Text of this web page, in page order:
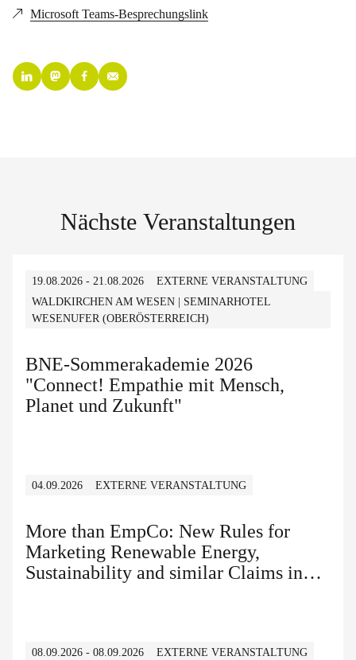
Microsoft Teams-Besprechungslink
Nächste Veranstaltungen
19.08.2026 - 21.08.2026
EXTERNE VERANSTALTUNG
WALDKIRCHEN AM WESEN | SEMINARHOTEL
WESENUFER (OBERÖSTERREICH)
BNE-Sommerakademie 2026
"Connect! Empathie mit Mensch,
Planet und Zukunft"
04.09.2026 EXTERNE VERANSTALTUNG
More than EmpCo: New Rules for
Marketing Renewable Energy,
Sustainability and similar Claims in
08.09.2026 - 08.09.2026
EXTERNE VERANSTALTUNG